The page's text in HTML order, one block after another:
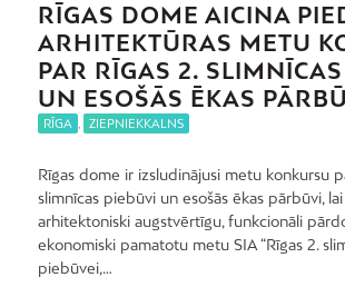
RĪGAS DOME AICINA
ARHITEKTŪRAS METU
PAR RĪGAS 2.
UN ESOŠĀS ĒKAS
RĪGA ZIEPNIEKKALNS
Rīgas dome ir izsludinājusi metu konkursu
slimnīcas piebūvi un esošās ēkas pārbūvi,
arhitektoniski augstvērtīgu, funkcionāli
ekonomiski pamatotu metu SIA “Rīgas 2.
piebūvei,…